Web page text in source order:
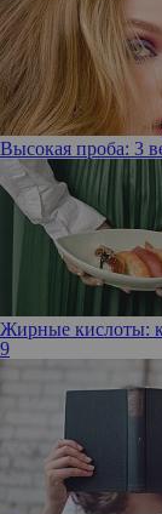
Высокая проба: 3
Жирные кислоты:
9